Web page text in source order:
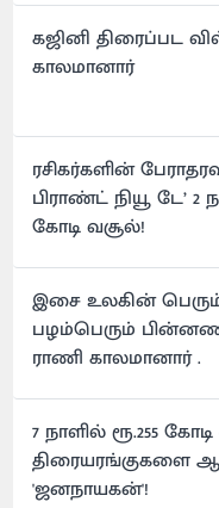
கஜினி திரைப்பட
காலமானார்
ரசிகர்களின்
பிராண்ட் நியூ டே’ 2
கோடி வசூல்!
இசை உலகின்
பழம்பெரும்
ராணி காலமானார் .
7 நாளில் ரூ.255
திரையரங்குகளை
'ஜனநாயகன்'!